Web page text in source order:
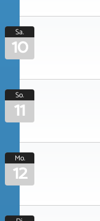
Sa.
10
So.
11
Mo.
12